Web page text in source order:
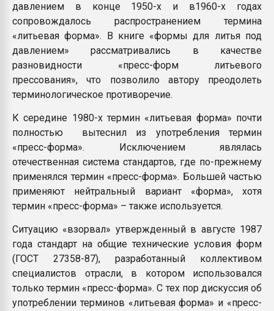
давлением в конце 1950-х и в1960-х годах
сопровождалось распространением термина
«литьевая форма». В книге «формы для литья под
давлением» рассматривались в качестве
разновидности «пресс-форм литьевого
прессования», что позволило автору преодолеть
терминологическое противоречие.
К середине 1980-х термин «литьевая форма» почти
полностью вытеснил из употребления термин
«пресс-форма». Исключением являлась
отечественная система стандартов, где по-прежнему
применялся термин «пресс-форма». Большей частью
применяют нейтральный вариант «форма», хотя
термин «пресс-форма» – также используется.
Ситуацию «взорвал» утвержденный в августе 1987
года стандарт на общие технические условия форм
(ГОСТ 27358-87), разработанный коллективом
специалистов отрасли, в котором использовался
только термин «пресс-форма». С тех пор дискуссия об
употреблении терминов «литьевая форма» и «пресс-